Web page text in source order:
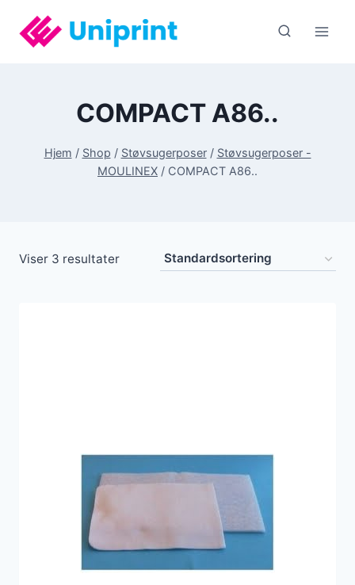
indhold
COMPACT A86..
Hjem / Shop / Støvsugerposer / Støvsugerposer -
MOULINEX / COMPACT A86..
Viser 3 resultater